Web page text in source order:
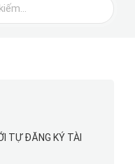
TỰ ĐĂNG KÝ TÀI